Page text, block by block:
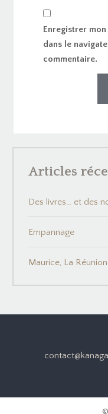
Enregistrer
dans le
commentaire.
Articles
Des livres… et des
Empannage
Maurice, La